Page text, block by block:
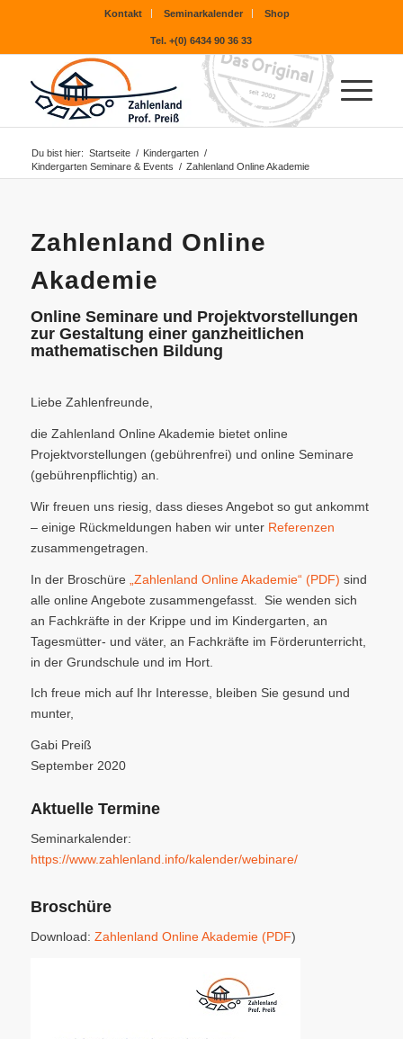
Kontakt Seminarkalender Shop
Tel. +(0) 6434 90 36 33
Du bist hier: Startseite / Kindergarten /
Kindergarten Seminare & Events / Zahlenland Online Akademie
Zahlenland Online
Akademie
Online Seminare und Projektvorstellungen
zur Gestaltung einer ganzheitlichen
mathematischen Bildung
Liebe Zahlenfreunde,
die Zahlenland Online Akademie bietet online
Projektvorstellungen (gebührenfrei) und online Seminare
(gebührenpflichtig) an.
Wir freuen uns riesig, dass dieses Angebot so gut ankommt
– einige Rückmeldungen haben wir unter Referenzen
zusammengetragen.
In der Broschüre „Zahlenland Online Akademie“ (PDF) sind
alle online Angebote zusammengefasst. Sie wenden sich
an Fachkräfte in der Krippe und im Kindergarten, an
Tagesmütter- und väter, an Fachkräfte im Förderunterricht,
in der Grundschule und im Hort.
Ich freue mich auf Ihr Interesse, bleiben Sie gesund und
munter,
Gabi Preiß
September 2020
Aktuelle Termine
Seminarkalender:
https://www.zahlenland.info/kalender/webinare/
Broschüre
Download: Zahlenland Online Akademie (PDF)